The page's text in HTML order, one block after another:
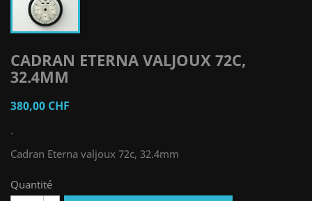
CADRAN ETERNA VALJOUX 72C,
32.4MM
380,00 CHF
-
Cadran Eterna valjoux 72c, 32.4mm
Quantité